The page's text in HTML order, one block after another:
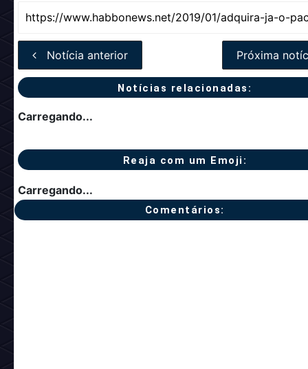
Notícia anterior Próxima
Notícias relacionadas:
Carregando...
Reaja com um Emoji:
Carregando...
Comentários: